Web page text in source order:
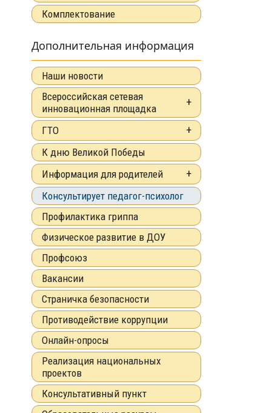
Комплектование
Дополнительная информация
Наши новости
Всероссийская сетевая
инновационная площадка
ГТО
К дню Великой Победы
Информация для родителей
Консультирует педагог-психолог
Профилактика гриппа
Физическое развитие в ДОУ
Профсоюз
Вакансии
Страничка безопасности
Противодействие коррупции
Онлайн-опросы
Реализация национальных
проектов
Консультативный пункт